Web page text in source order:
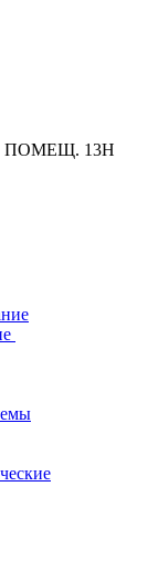
ПОМЕЩ. 13Н